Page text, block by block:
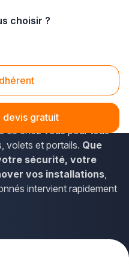
choisir ?
devis gratuit
desfermeturesà
pro vous met en relation
de chez vous pour tous
volets et portails. Que
sécurité, votre
vos installations,
intervient rapidement